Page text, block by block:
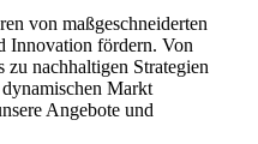
von maßgeschneiderten
Innovation fördern. Von
nachhaltigen Strategien
Markt
Angebote und